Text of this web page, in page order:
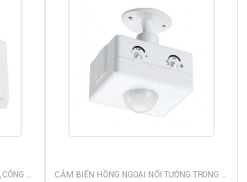
CÔNG TẮC CẢM ỨNG HỒNG NGOẠI